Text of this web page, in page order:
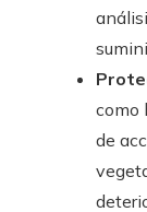
como
de